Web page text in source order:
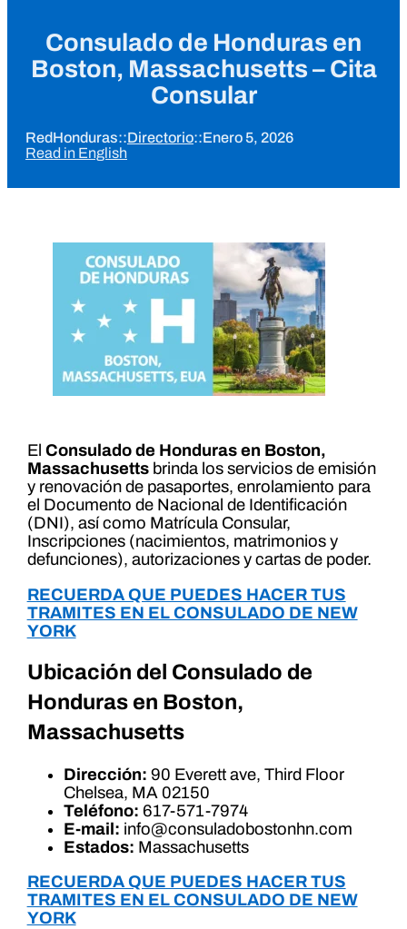
Consulado de Honduras en
Boston, Massachusetts – Cita
Consular
RedHonduras::Directorio::Enero 5, 2026
Read in English
El Consulado de Honduras en Boston,
Massachusettsbrinda los servicios de emisión
y renovación de pasaportes, enrolamiento para
el Documento de Nacional de Identificación
(DNI), así como Matrícula Consular,
Inscripciones (nacimientos, matrimonios y
defunciones), autorizaciones y cartas de poder.
RECUERDA QUE PUEDES HACER TUS
TRAMITES EN EL CONSULADO DE NEW
YORK
Ubicación del Consulado de
Honduras en Boston,
Massachusetts
Dirección: 90 Everett ave, Third Floor
Chelsea, MA 02150
Teléfono: 617-571-7974
E-mail: info@consuladobostonhn.com
Estados: Massachusetts
RECUERDA QUE PUEDES HACER TUS
TRAMITES EN EL CONSULADO DE NEW
YORK